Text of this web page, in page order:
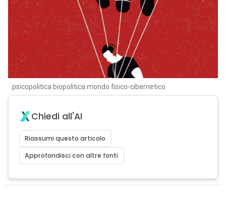
psicopolitica biopolitica mondo fisico-cibernetico
Chiedi all'AI
Riassumi questo articolo
Approfondisci con altre fonti